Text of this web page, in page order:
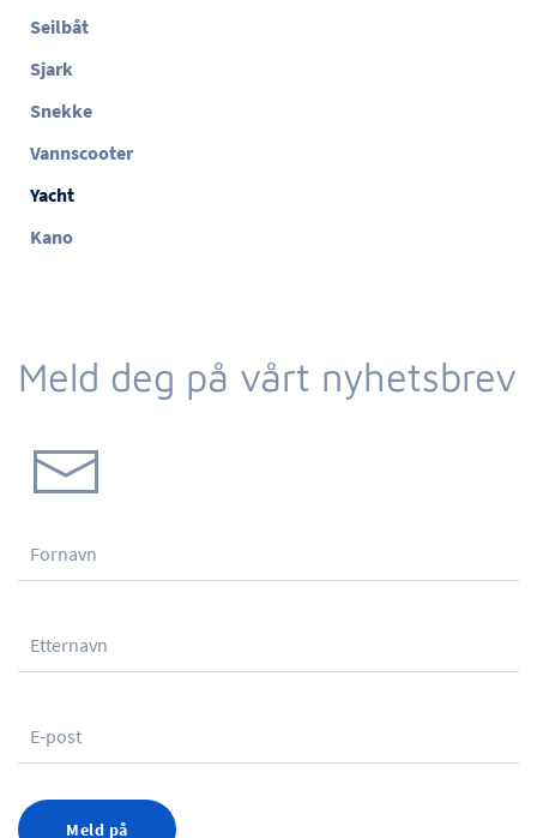
Seilbåt
Sjark
Snekke
Vannscooter
Yacht
Kano
Meld deg på vårt nyhetsbrev
Meld på